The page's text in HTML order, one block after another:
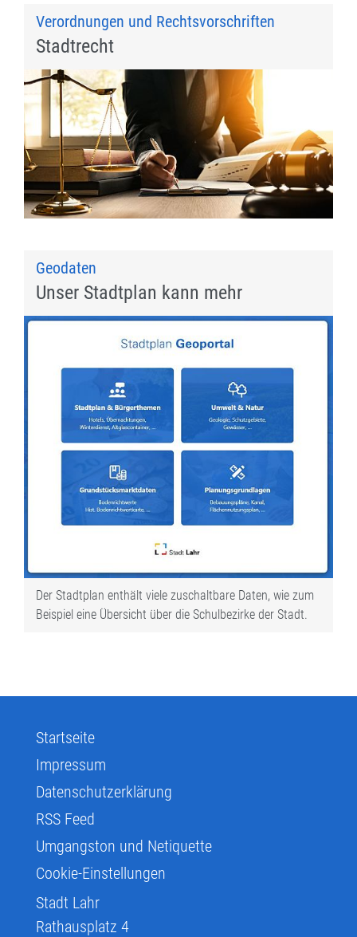
Verordnungen und Rechtsvorschriften
Stadtrecht
Geodaten
Unser Stadtplan kann mehr
Der Stadtplan enthält viele zuschaltbare Daten, wie zum
Beispiel eine Übersicht über die Schulbezirke der Stadt.
Startseite
Impressum
Datenschutzerklärung
RSS Feed
Umgangston und Netiquette
Cookie-Einstellungen
Stadt Lahr
Rathausplatz 4